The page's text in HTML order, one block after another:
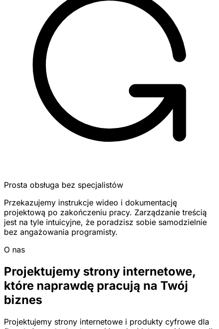
Prosta obsługa bez specjalistów
Przekazujemy instrukcje wideo i dokumentację
projektową po zakończeniu pracy. Zarządzanie treścią
jest na tyle intuicyjne, że poradzisz sobie samodzielnie
bez angażowania programisty.
O nas
Projektujemy strony internetowe,
które naprawdę pracują na Twój
biznes
Projektujemy strony internetowe i produkty cyfrowe dla